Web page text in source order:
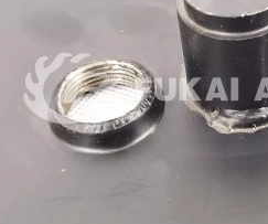
Serie de
Serie de
Serie de
Piezas de